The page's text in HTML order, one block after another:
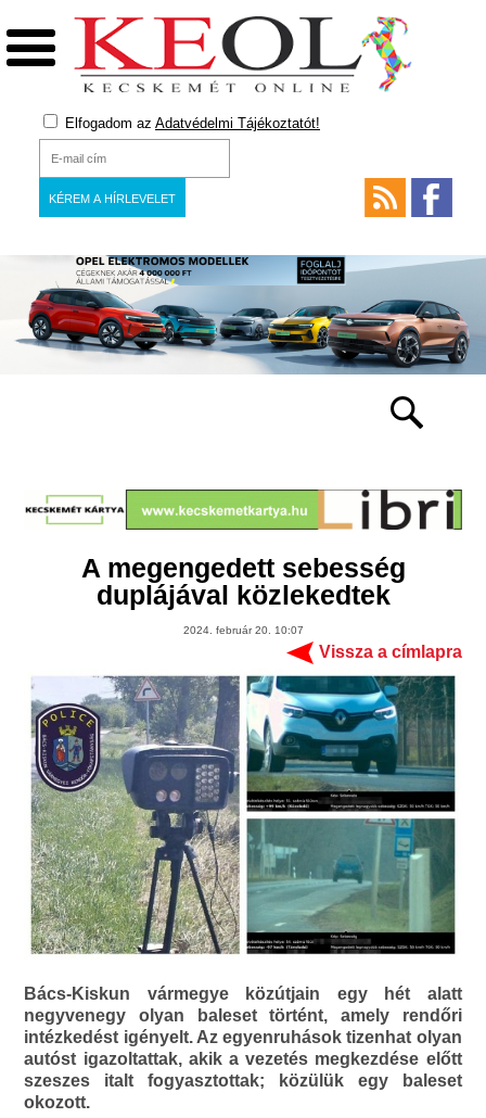
Elfogadom az Adatvédelmi Tájékoztatót!
A megengedett sebesség
duplájával közlekedtek
2024. február 20. 10:07
Vissza a címlapra
Bács-Kiskun vármegye közútjain egy hét alatt
negyvenegy olyan baleset történt, amely rendőri
intézkedést igényelt. Az egyenruhások tizenhat olyan
autóst igazoltattak, akik a vezetés megkezdése előtt
szeszes italt fogyasztottak; közülük egy baleset
okozott.